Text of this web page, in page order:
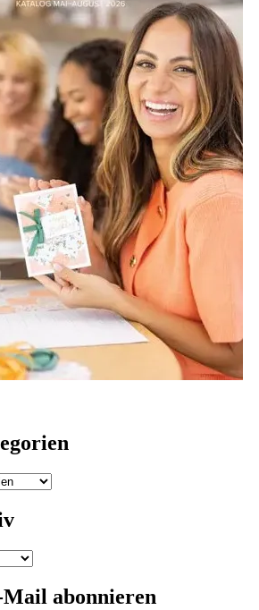
abonnieren